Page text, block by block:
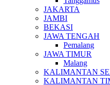
JAKARTA
JAMBI
BEKASI
JAWA TENGAH
Pemalang
JAWA TIMUR
Malang
KALIMANTAN
KALIMANTAN